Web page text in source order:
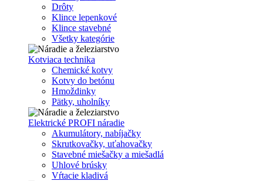
Drôty
Klince lepenkové
Klince stavebné
Všetky kategórie
Kotviaca technika
Chemické kotvy
Kotvy do betónu
Hmoždinky
Pätky, uholníky
Elektrické PROFI náradie
Akumulátory, nabíjačky
Skrutkovačky, uťahovačky
Stavebné miešačky a miešadlá
Uhlové brúsky
Vŕtacie kladivá